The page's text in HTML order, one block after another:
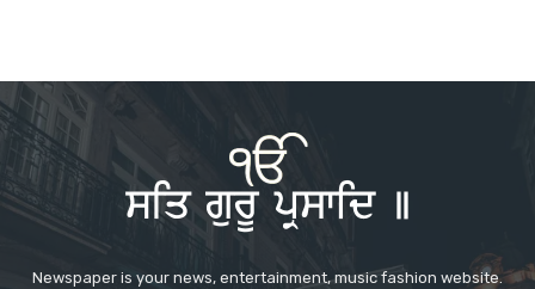
Newspaper is your news, entertainment, music fashion website.